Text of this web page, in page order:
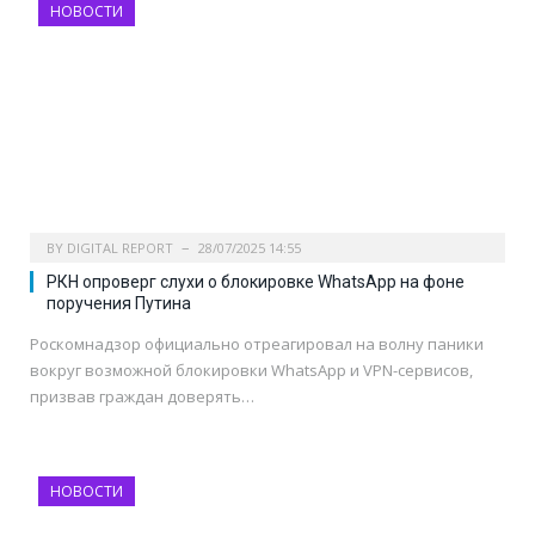
НОВОСТИ
BY DIGITAL REPORT 28/07/2025 14:55
РКН опроверг слухи о блокировке WhatsApp на фоне
поручения Путина
Роскомнадзор официально отреагировал на волну паники
вокруг возможной блокировки WhatsApp и VPN-сервисов,
призвав граждан доверять…
НОВОСТИ